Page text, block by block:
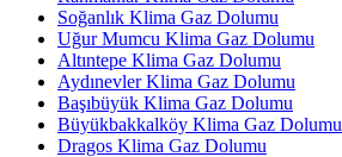
Soğanlık Klima Gaz Dolumu
Uğur Mumcu Klima Gaz Dolumu
Altıntepe Klima Gaz Dolumu
Aydınevler Klima Gaz Dolumu
Başıbüyük Klima Gaz Dolumu
Büyükbakkalköy Klima Gaz Dolumu
Dragos Klima Gaz Dolumu